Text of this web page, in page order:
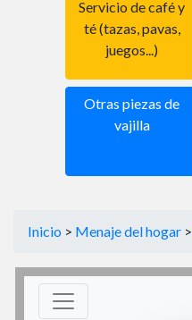
Servicio de café y
té (tazas, pavas,
juegos...)
Otras piezas de
vajilla
Inicio > Menaje del hogar >